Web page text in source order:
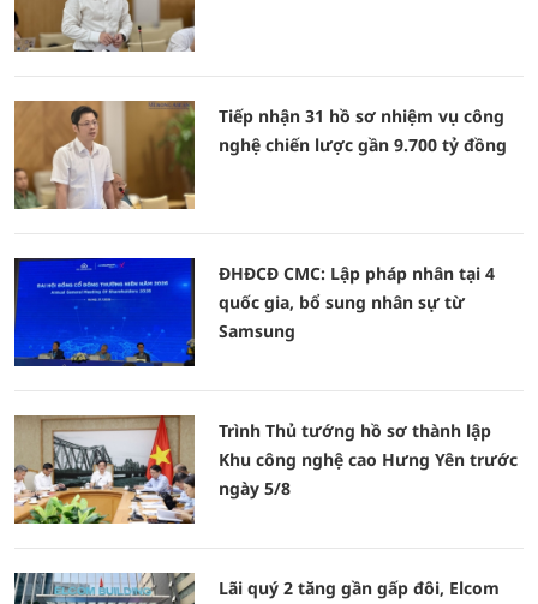
Tiếp nhận 31 hồ sơ nhiệm vụ công
nghệ chiến lược gần 9.700 tỷ đồng
ĐHĐCĐ CMC: Lập pháp nhân tại 4
quốc gia, bổ sung nhân sự từ
Samsung
Trình Thủ tướng hồ sơ thành lập
Khu công nghệ cao Hưng Yên trước
ngày 5/8
Lãi quý 2 tăng gần gấp đôi, Elcom